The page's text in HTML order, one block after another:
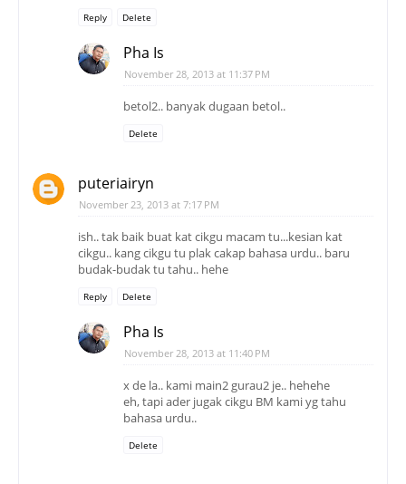
Reply Delete
Pha Is
November 28, 2013 at 11:37 PM
betol2.. banyak dugaan betol..
Delete
puteriairyn
November 23, 2013 at 7:17 PM
ish.. tak baik buat kat cikgu macam tu...kesian kat
cikgu.. kang cikgu tu plak cakap bahasa urdu.. baru
budak-budak tu tahu.. hehe
Reply Delete
Pha Is
November 28, 2013 at 11:40 PM
x de la.. kami main2 gurau2 je.. hehehe
eh, tapi ader jugak cikgu BM kami yg tahu
bahasa urdu..
Delete